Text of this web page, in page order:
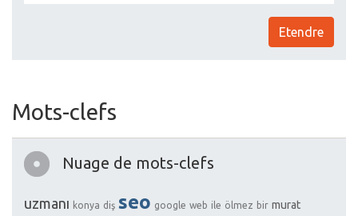
Etendre
Mots-clefs
Nuage de mots-clefs
uzmanı konya diş seo google web ile ölmez bir murat